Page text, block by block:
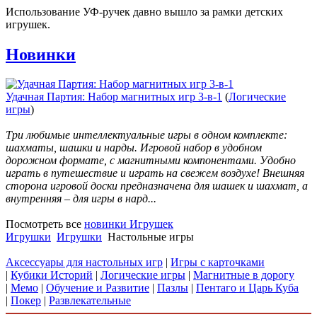
Использование УФ-ручек давно вышло за рамки детских
игрушек.
Новинки
Удачная Партия: Набор магнитных игр 3-в-1 (Логические
игры)
Три любимые интеллектуальные игры в одном комплекте:
шахматы, шашки и нарды. Игровой набор в удобном
дорожном формате, с магнитными компонентами. Удобно
играть в путешествие и играть на свежем воздухе! Внешняя
сторона игровой доски предназначена для шашек и шахмат, а
внутренняя – для игры в нард...
Посмотреть все новинки Игрушек
Игрушки Игрушки Настольные игры
Аксессуары для настольных игр | Игры с карточками
| Кубики Историй | Логические игры | Магнитные в дорогу
| Мемо | Обучение и Развитие | Пазлы | Пентаго и Царь Куба
| Покер | Развлекательные